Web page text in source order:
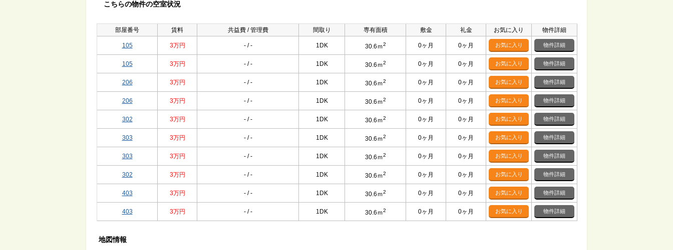
こちらの物件の空室状況
部屋番号 賃料 共益費 / 管理費 間取り 専有面積 敷金 礼金 お気に入り 物件詳細
105 3万円 - / - 1DK 30.6ｍ2 0ヶ月 0ヶ月 お気に入り 物件詳細
105 3万円 - / - 1DK 30.6ｍ2 0ヶ月 0ヶ月 お気に入り 物件詳細
206 3万円 - / - 1DK 30.6ｍ2 0ヶ月 0ヶ月 お気に入り 物件詳細
206 3万円 - / - 1DK 30.6ｍ2 0ヶ月 0ヶ月 お気に入り 物件詳細
302 3万円 - / - 1DK 30.6ｍ2 0ヶ月 0ヶ月 お気に入り 物件詳細
303 3万円 - / - 1DK 30.6ｍ2 0ヶ月 0ヶ月 お気に入り 物件詳細
303 3万円 - / - 1DK 30.6ｍ2 0ヶ月 0ヶ月 お気に入り 物件詳細
302 3万円 - / - 1DK 30.6ｍ2 0ヶ月 0ヶ月 お気に入り 物件詳細
403 3万円 - / - 1DK 30.6ｍ2 0ヶ月 0ヶ月 お気に入り 物件詳細
403 3万円 - / - 1DK 30.6ｍ2 0ヶ月 0ヶ月 お気に入り 物件詳細
地図情報